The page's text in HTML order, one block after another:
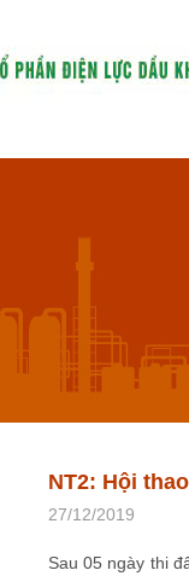
NT2: Hội
27/12/2019
Sau 05 ngày thi